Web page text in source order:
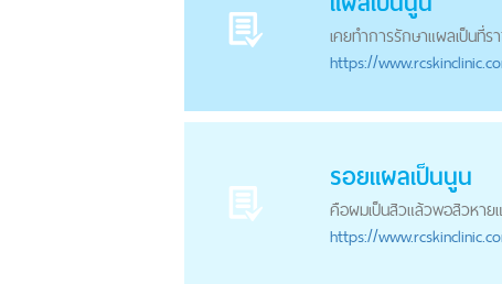
เคยทำการรักษาแผลเป็นที่ร
https://
รอยแผลเป็นนูน
คือผมเป็นสิวแล้วพอสิวหาย
https://